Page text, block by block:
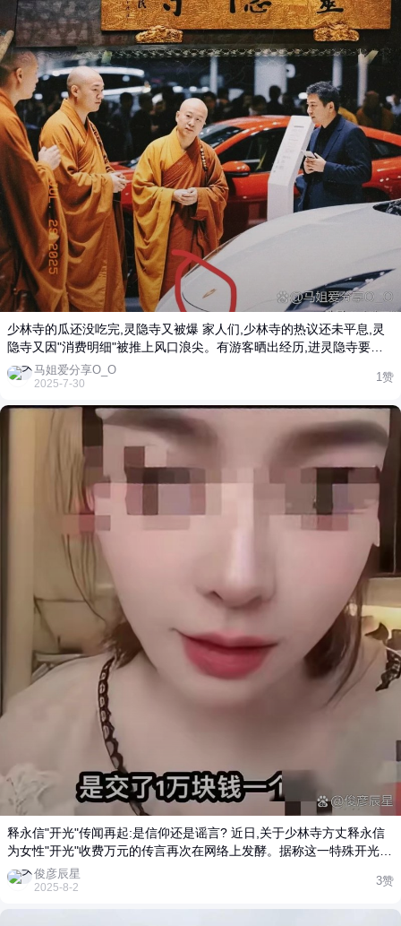
少林寺的瓜还没吃完,灵隐寺又被爆 家人们,少林寺的热议还未平息,灵
隐寺又因"消费明细"被推上风口浪尖。有游客晒出经历,进灵隐寺要先
花45元买飞来峰门票,进入景区后还得再掏30元买香花券,还没踏入寺
门,75元就没了。这还不算完,媒体曝光寺门口一个仅8.5平米的小卖部,
开了锅。有人觉得寺庙运营维护确实需要资金,商业化难以避免。灵隐
寺每年接待大量游客,2023年客流量达1200万人次,仅门票收入就有3.6
亿元,这些钱一部分用于寺庙日常维护、僧人的生活开销,另一部分也投
入到文化传承、公益事业中 。像灵隐寺免费向社会发放年历、腊八粥,
举办慈孝文化节等弘扬传统文化的活动,还将募集的善款用于公益,这些
都需要资金支持。 但更多人认为,如今烧香拜佛逐渐变味成"花钱打
卡"。在一些寺庙,消费项目层出不穷。白马寺佛珠标价上千,寒山寺祈
福牌按价格论"心诚",大昭寺周边沦为网红商铺街。在灵隐寺,除了门票,
其特产陈皮酱油定价58元,年销量却超5.6万瓶,收入超320万元。商业化
带来的高消费,让不少普通香客望而却步,信仰被蒙上了一层浓厚的金钱
气息。 从行业整体来看,寺庙经济在近年来迅速扩张,已形成完整产业
链,年规模超千亿元。这背后,是年轻人寻求精神寄托,催热寺庙游的大趋
势。2023年寺庙相关景区门票订单量同比增长310%,95后和00后游客
占比达50%。可过度商业化也引发诸多问题,部分寺庙存在强制消费、
资本无序介入等乱象。为此,国家也出台了相关政策,禁止商业资本介入
宗教活动场所运营。 灵隐寺光泉法师也曾明确表示坚决抵制佛教商业
化,灵隐寺一直努力在依法依规管理寺院、发展自养经济的同时,保持佛
门清净庄严。但此次"消费明细"被曝光,还是让大家对寺庙商业化问题
再度审视。在商业浪潮冲击下,寺庙能否在满足运营需求与坚守信仰本
质间找到平衡?作为游客和信众,你愿意为这样的"香火"买单吗?#AI创作
大赛# #AIGC热点大赛# #热点观察家#
马姐爱分享O_O
2025-7-30
1赞
释永信"开光"传闻再起:是信仰还是谣言? 近日,关于少林寺方丈释永信
为女性"开光"收费万元的传言再次在网络上发酵。据称这一特殊开光服
务不仅收费高昂,还需要连续两三晚进行,引发社会广泛争议。 但稍微了
解佛教常识的人都知道,传统开光仪式本是为佛像点睛、诵经祈福的庄
俊彦辰星
2025-8-2
3赞